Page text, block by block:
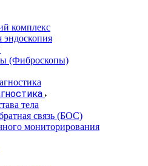
комплекс
эндоскопия
(Фиброcкопы)
тела
связь (БОС)
мониторирования